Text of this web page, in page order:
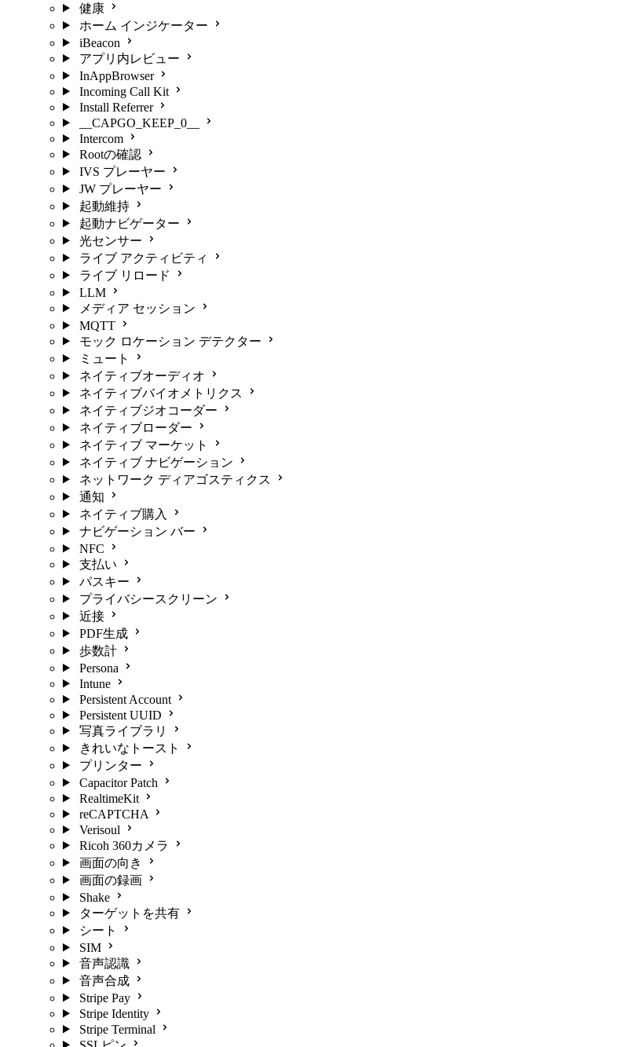
健康
ホーム インジケーター
iBeacon
アプリ内レビュー
InAppBrowser
Incoming Call Kit
Install Referrer
__CAPGO_KEEP_0__
Intercom
Rootの確認
IVS プレーヤー
JW プレーヤー
起動維持
起動ナビゲーター
光センサー
ライブ アクティビティ
ライブ リロード
LLM
メディア セッション
MQTT
モック ロケーション デテクター
ミュート
ネイティブオーディオ
ネイティブバイオメトリクス
ネイティブジオコーダー
ネイティブローダー
ネイティブ マーケット
ネイティブ ナビゲーション
ネットワーク ディアゴスティクス
通知
ネイティブ購入
ナビゲーション バー
NFC
支払い
パスキー
プライバシースクリーン
近接
PDF生成
歩数計
Persona
Intune
Persistent Account
Persistent UUID
写真ライブラリ
きれいなトースト
プリンター
Capacitor Patch
RealtimeKit
reCAPTCHA
Verisoul
Ricoh 360カメラ
画面の向き
画面の録画
Shake
ターゲットを共有
シート
SIM
音声認識
音声合成
Stripe Pay
Stripe Identity
Stripe Terminal